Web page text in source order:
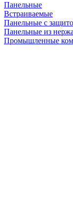
Панельные
Встраиваемые
Панельные с
Панельные из
Промышленные